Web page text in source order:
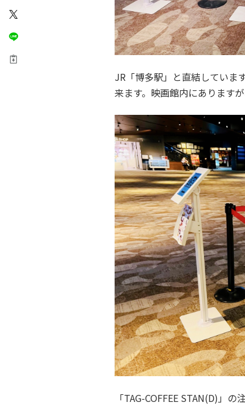
JR「博多駅」と直結していま
来ます。映画館内にあります
「TAG-COFFEE STAN(D)」の